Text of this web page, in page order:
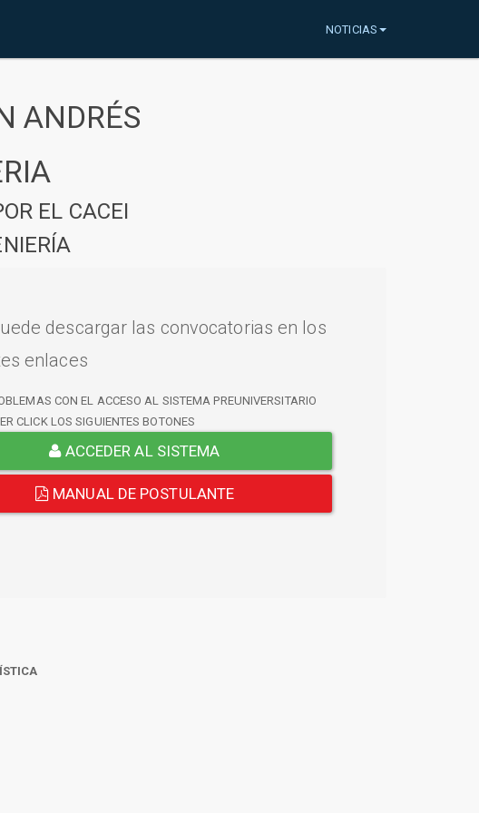
NOTICIAS
ANDRÉS
EL CACEI
descargar las convocatorias en los
enlaces
CON EL ACCESO AL SISTEMA PREUNIVERSITARIO
CLICK LOS SIGUIENTES BOTONES
ACCEDER AL SISTEMA
MANUAL DE POSTULANTE